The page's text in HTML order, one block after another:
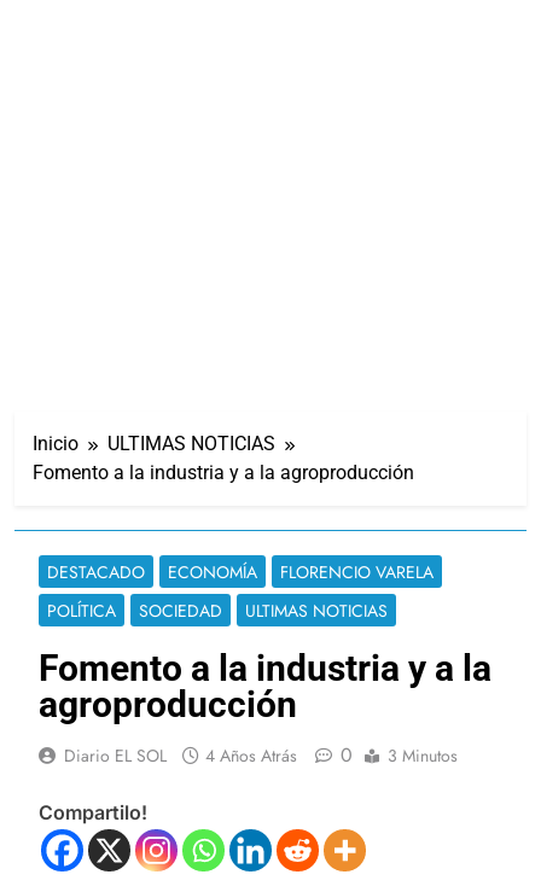
Inicio
ULTIMAS NOTICIAS
Fomento a la industria y a la agroproducción
DESTACADO ECONOMÍA
FLORENCIO VARELA
POLÍTICA
SOCIEDAD ULTIMAS NOTICIAS
Fomento a la industria y a la
agroproducción
Diario EL SOL 4 Años Atrás 0 3 Minutos
Compartilo!